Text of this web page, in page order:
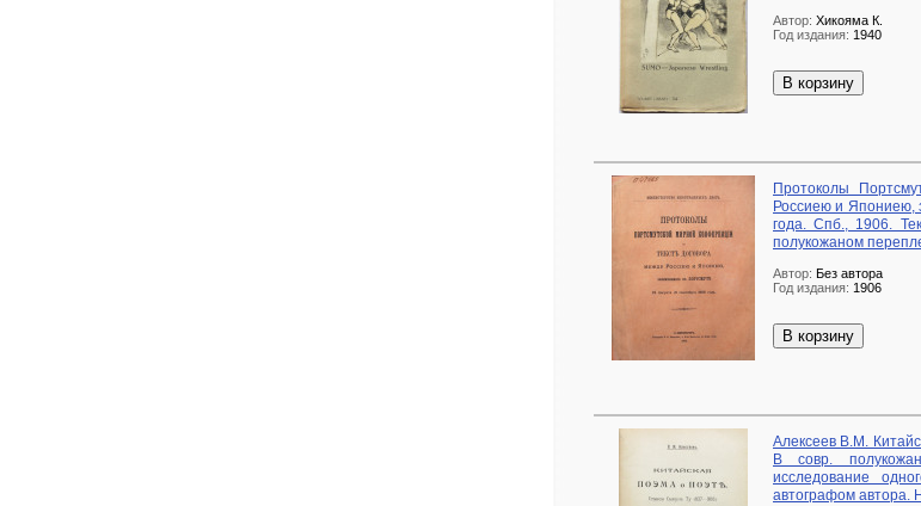
Автор: Хикояма К.
Год издания: 1940
В корзину
Протоколы
Россиею и Япониею,
года. Спб., 1906.
полукожаном
Автор: Без автора
Год издания: 1906
В корзину
Алексеев В.М.
В совр.
исследование
автографом автора.